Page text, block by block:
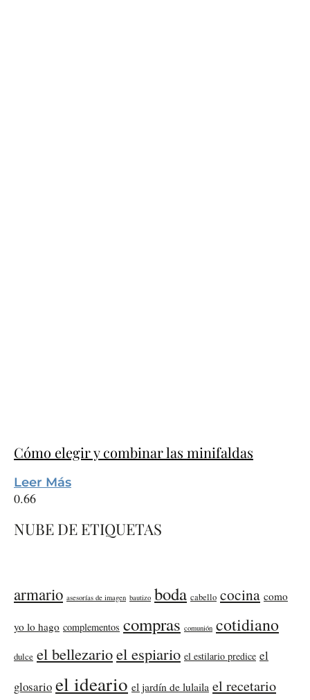
Cómo elegir y combinar las minifaldas
Leer Más
NUBE DE ETIQUETAS
armario asesorías de imagen bautizo boda cabello cocina como
yo lo hago complementos compras comunión cotidiano
dulce el bellezarioel espiario el estilario predice el
glosario el ideario el jardín de lulaila el recetario